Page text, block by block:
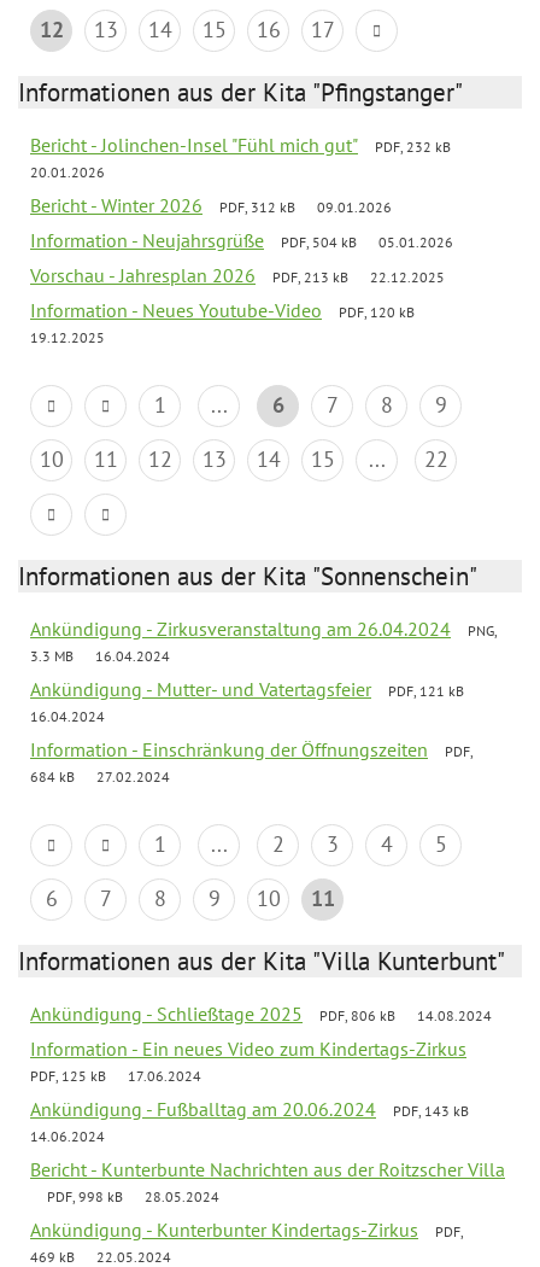
12
13 14 15 16 17
Informationen aus der Kita "Pfingstanger"
Bericht - Jolinchen-Insel "Fühl mich gut"
PDF, 232 kB
20.01.2026
Bericht - Winter 2026 PDF, 312 kB 09.01.2026
Information - Neujahrsgrüße PDF, 504 kB 05.01.2026
Vorschau - Jahresplan 2026 PDF, 213 kB 22.12.2025
Information - Neues Youtube-Video
PDF, 120 kB
19.12.2025
1 ... 6 7 8
9
10
11 12 13 14 15 ... 22
Informationen aus der Kita "Sonnenschein"
Ankündigung - Zirkusveranstaltung am 26.04.2024
PNG,
3.3 MB
16.04.2024
Ankündigung - Mutter- und Vatertagsfeier
PDF, 121 kB
16.04.2024
Information - Einschränkung der Öffnungszeiten
PDF,
684 kB
27.02.2024
1 ... 2 3 4
5
6
7 8 9 10 11
Informationen aus der Kita "Villa Kunterbunt"
Ankündigung - Schließtage 2025 PDF, 806 kB 14.08.2024
Information - Ein neues Video zum Kindertags-Zirkus
PDF, 125 kB 17.06.2024
Ankündigung - Fußballtag am 20.06.2024
PDF, 143 kB
14.06.2024
Bericht - Kunterbunte Nachrichten aus der Roitzscher Villa
PDF, 998 kB 28.05.2024
Ankündigung - Kunterbunter Kindertags-Zirkus
PDF,
469 kB
22.05.2024